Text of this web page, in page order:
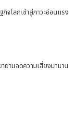
กิจโลกเข้าสู่ภาวะอ่อนแรง
ามลดความเสี่ยงมานาน